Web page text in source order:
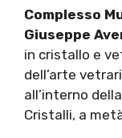
Complesso
Giuseppe
in cristallo e
dell’arte
all’interno
Cristalli, a